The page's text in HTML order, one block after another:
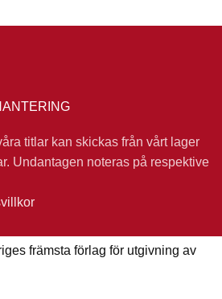
titlar kan skickas från vårt lager
Undantagen noteras på respektive
främsta förlag för utgivning av